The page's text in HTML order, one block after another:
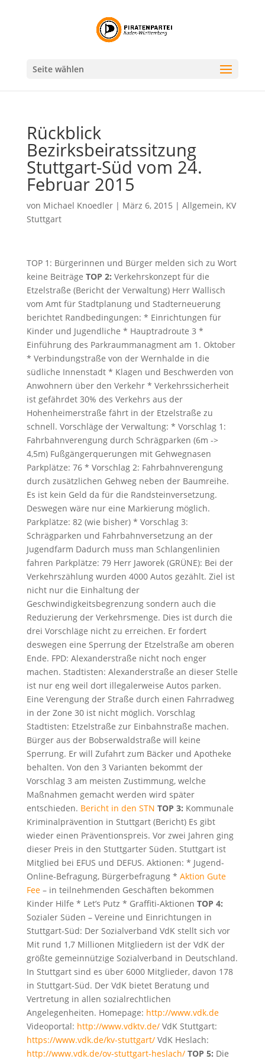
Seite wählen
Rückblick
Bezirksbeiratssitzung
Stuttgart-Süd vom 24.
Februar 2015
von Michael Knoedler| März 6, 2015 | Allgemein, KV
Stuttgart
TOP 1: Bürgerinnen und Bürger melden sich zu Wort
keine Beiträge TOP 2: Verkehrskonzept für die
Etzelstraße (Bericht der Verwaltung) Herr Wallisch
vom Amt für Stadtplanung und Stadterneuerung
berichtet Randbedingungen: * Einrichtungen für
Kinder und Jugendliche * Hauptradroute 3 *
Einführung des Parkraummanagment am 1. Oktober
* Verbindungstraße von der Wernhalde in die
südliche Innenstadt * Klagen und Beschwerden von
Anwohnern über den Verkehr * Verkehrssicherheit
ist gefährdet 30% des Verkehrs aus der
Hohenheimerstraße fährt in der Etzelstraße zu
schnell. Vorschläge der Verwaltung: * Vorschlag 1:
Fahrbahnverengung durch Schrägparken (6m ->
4,5m) Fußgängerquerungen mit Gehwegnasen
Parkplätze: 76 * Vorschlag 2: Fahrbahnverengung
durch zusätzlichen Gehweg neben der Baumreihe.
Es ist kein Geld da für die Randsteinversetzung.
Deswegen wäre nur eine Markierung möglich.
Parkplätze: 82 (wie bisher) * Vorschlag 3:
Schrägparken und Fahrbahnversetzung an der
Jugendfarm Dadurch muss man Schlangenlinien
fahren Parkplätze: 79 Herr Jaworek (GRÜNE): Bei der
Verkehrszählung wurden 4000 Autos gezählt. Ziel ist
nicht nur die Einhaltung der
Geschwindigkeitsbegrenzung sondern auch die
Reduzierung der Verkehrsmenge. Dies ist durch die
drei Vorschläge nicht zu erreichen. Er fordert
deswegen eine Sperrung der Etzelstraße am oberen
Ende. FPD: Alexanderstraße nicht noch enger
machen. Stadtisten: Alexanderstraße an dieser Stelle
ist nur eng weil dort illegalerweise Autos parken.
Eine Verengung der Straße durch einen Fahrradweg
in der Zone 30 ist nicht möglich. Vorschlag
Stadtisten: Etzelstraße zur Einbahnstraße machen.
Bürger aus der Bobserwaldstraße will keine
Sperrung. Er will Zufahrt zum Bäcker und Apotheke
behalten. Von den 3 Varianten bekommt der
Vorschlag 3 am meisten Zustimmung, welche
Maßnahmen gemacht werden wird später
entschieden. Bericht in den STN TOP 3: Kommunale
Kriminalprävention in Stuttgart (Bericht) Es gibt
wieder einen Präventionspreis. Vor zwei Jahren ging
dieser Preis in den Stuttgarter Süden. Stuttgart ist
Mitglied bei EFUS und DEFUS. Aktionen: * Jugend-
Online-Befragung, Bürgerbefragung * Aktion Gute
Fee– in teilnehmenden Geschäften bekommen
Kinder Hilfe * Let’s Putz * Graffiti-Aktionen TOP 4:
Sozialer Süden – Vereine und Einrichtungen in
Stuttgart-Süd: Der Sozialverband VdK stellt sich vor
Mit rund 1,7 Millionen Mitgliedern ist der VdK der
größte gemeinnützige Sozialverband in Deutschland.
In Stuttgart sind es über 6000 Mitglieder, davon 178
in Stuttgart-Süd. Der VdK bietet Beratung und
Vertretung in allen sozialrechtlichen
Angelegenheiten. Homepage: http://www.vdk.de
Videoportal: http://www.vdktv.de/VdK Stuttgart:
https://www.vdk.de/kv-stuttgart/VdK Heslach:
http://www.vdk.de/ov-stuttgart-heslach/ TOP 5: Die